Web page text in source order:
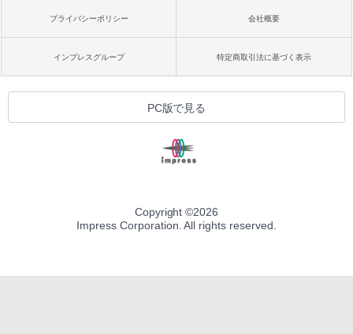
プライバシーポリシー 会社概要
インプレスグループ 特定商取引法に基づく表示
PC版で見る
Copyright ©2026
Impress Corporation. All rights reserved.